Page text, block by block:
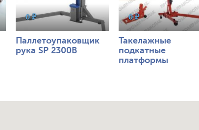
0 ₽
Паллетоупаковщик
рука SP 2300B
0 ₽
Такелажные
подкатные
платформы